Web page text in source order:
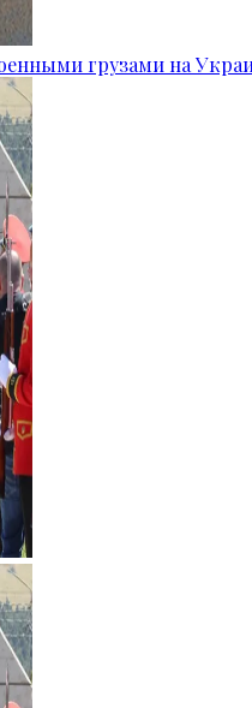
грузами на